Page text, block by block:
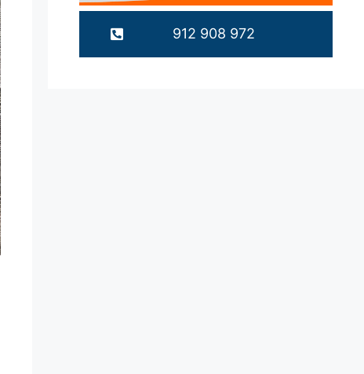
912 908 972